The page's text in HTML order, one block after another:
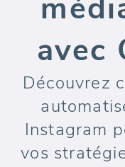
avec
Découvrez
Instagram
vos